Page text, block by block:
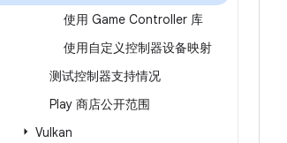
使用 Game Controller 库
使用自定义控制器设备映射
测试控制器支持情况
Play 商店公开范围
Vulkan